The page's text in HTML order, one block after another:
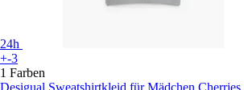
24h
+-3
1 Farben
Desigual Sweatshirtkleid für Mädchen Cherries